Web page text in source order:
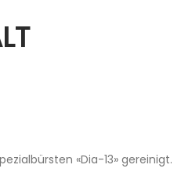
«Dia-13» gereinigt.